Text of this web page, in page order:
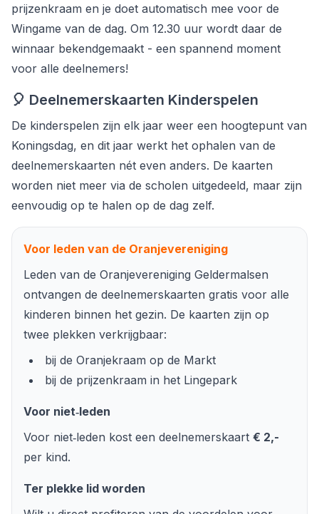
prijzenkraam en je doet automatisch mee voor de
Wingame van de dag. Om 12.30 uur wordt daar de
winnaar bekendgemaakt - een spannend moment
voor alle deelnemers!
🎈 Deelnemerskaarten Kinderspelen
De kinderspelen zijn elk jaar weer een hoogtepunt van
Koningsdag, en dit jaar werkt het ophalen van de
deelnemerskaarten nét even anders. De kaarten
worden niet meer via de scholen uitgedeeld, maar zijn
eenvoudig op te halen op de dag zelf.
Voor leden van de Oranjevereniging
Leden van de Oranjevereniging Geldermalsen
ontvangen de deelnemerskaarten gratis voor alle
kinderen binnen het gezin. De kaarten zijn op
twee plekken verkrijgbaar:
bij de Oranjekraam op de Markt
bij de prijzenkraam in het Lingepark
Voor niet‑leden
Voor niet‑leden kost een deelnemerskaart € 2,-
per kind.
Ter plekke lid worden